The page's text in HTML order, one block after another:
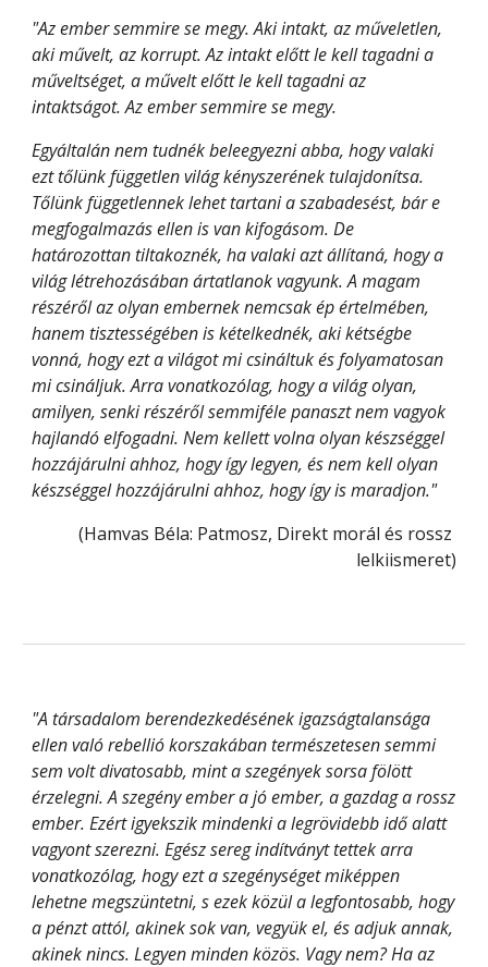
"Az ember semmire se megy. Aki intakt, az műveletlen,
aki művelt, az korrupt. Az intakt előtt le kell tagadni a
műveltséget, a művelt előtt le kell tagadni az
intaktságot. Az ember semmire se megy.
Egyáltalán nem tudnék beleegyezni abba, hogy valaki
ezt tőlünk független világ kényszerének tulajdonítsa.
Tőlünk függetlennek lehet tartani a szabadesést, bár e
megfogalmazás ellen is van kifogásom. De
határozottan tiltakoznék, ha valaki azt állítaná, hogy a
világ létrehozásában ártatlanok vagyunk. A magam
részéről az olyan embernek nemcsak ép értelmében,
hanem tisztességében is kételkednék, aki kétségbe
vonná, hogy ezt a világot mi csináltuk és folyamatosan
mi csináljuk. Arra vonatkozólag, hogy a világ olyan,
amilyen, senki részéről semmiféle panaszt nem vagyok
hajlandó elfogadni. Nem kellett volna olyan készséggel
hozzájárulni ahhoz, hogy így legyen, és nem kell olyan
készséggel hozzájárulni ahhoz, hogy így is maradjon."
(Hamvas Béla: Patmosz, Direkt morál és rossz
lelkiismeret)
"A társadalom berendezkedésének igazságtalansága
ellen való rebellió korszakában természetesen semmi
sem volt divatosabb, mint a szegények sorsa fölött
érzelegni. A szegény ember a jó ember, a gazdag a rossz
ember. Ezért igyekszik mindenki a legrövidebb idő alatt
vagyont szerezni. Egész sereg indítványt tettek arra
vonatkozólag, hogy ezt a szegénységet miképpen
lehetne megszüntetni, s ezek közül a legfontosabb, hogy
a pénzt attól, akinek sok van, vegyük el, és adjuk annak,
akinek nincs. Legyen minden közös. Vagy nem? Ha az